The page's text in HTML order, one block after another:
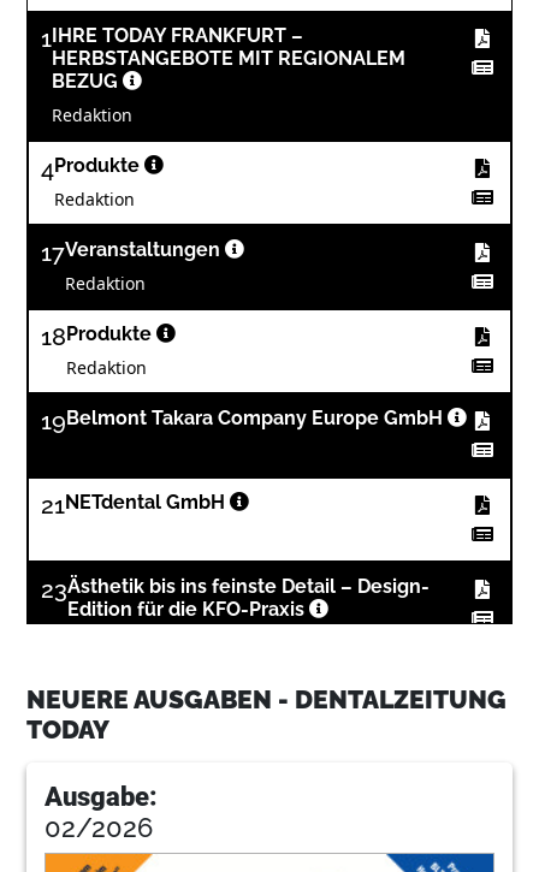
1 IHRE TODAY FRANKFURT –
HERBSTANGEBOTE MIT REGIONALEM
BEZUG
Redaktion
4Produkte
Redaktion
17Veranstaltungen
Redaktion
18 Produkte
Redaktion
19 Belmont Takara Company Europe GmbH
21NETdental GmbH
23Ästhetik bis ins feinste Detail – Design-
Edition für die KFO-Praxis
online CME-Community nutzen
28NSK Europe GmbH
NEUERE AUSGABEN - DENTALZEITUNG
TODAY
Ausgabe:
02/2026